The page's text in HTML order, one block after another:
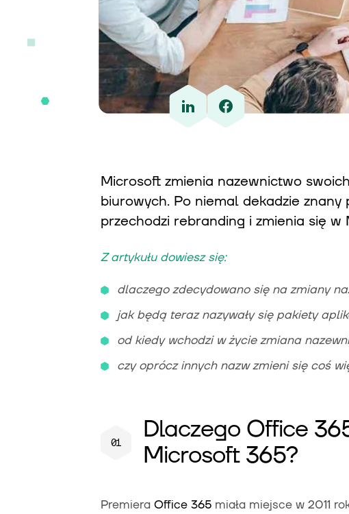
Microsoft zmienia nazewnictwo
biurowych. Po niemal dekadzie
przechodzi rebranding i zmienia się w
Z artykułu dowiesz się:
dlaczego zdecydowano się na zmiany
jak będą teraz nazywały się pakiety
od kiedy wchodzi w życie zmiana
czy oprócz innych nazw zmieni się coś
Dlaczego Office
Microsoft 365?
Premiera Office 365 miała miejsce w 2011